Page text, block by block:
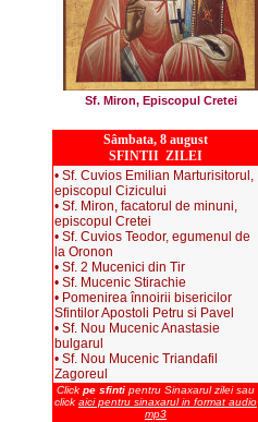
Sf. Miron, Episcopul Cretei
Sâmbata, 8 august
SFINTII ZILEI
• Sf. Cuvios Emilian Marturisitorul,
episcopul Cizicului
• Sf. Miron, facatorul de minuni,
episcopul Cretei
• Sf. Cuvios Teodor, egumenul de
la Oronon
• Sf. 2 Mucenici din Tir
• Sf. Mucenic Stirachie
• Pomenirea înnoirii bisericilor
Sfintilor Apostoli Petru si Pavel
• Sf. Nou Mucenic Anastasie
bulgarul
• Sf. Nou Mucenic Triandafil
Zagoreul
Click pe sfinti pentru Sinaxarul zilei sau
click aici pentru sinaxarul in format audio
mp3